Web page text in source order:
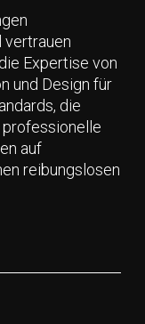
Aufpreis im
alle 3
zu ¼ des
Aufpreis im
alle 3
zu ¼ des
vertrauen
Expertise von
und Design für
die
auf
reibungslosen